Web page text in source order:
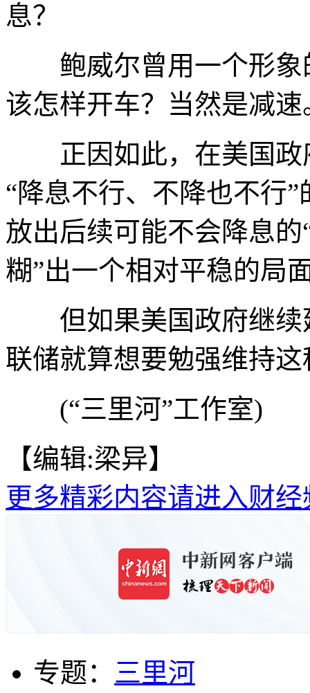
息？
鲍威尔曾用一个形象
该怎样开车？当然是减速
正因如此，在美国政
“降息不行、不降也不行
放出后续可能不会降息
糊”出一个相对平稳的局
但如果美国政府继续
联储就算想要勉强维持
(“三里河”工作室)
【编辑:梁异】
更多精彩内容请进入财经
专题： 三里河